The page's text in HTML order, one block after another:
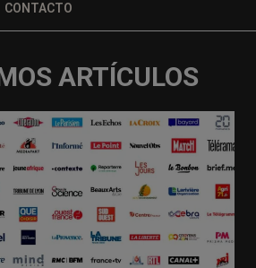
CONTACTO
ARTÍCULOS